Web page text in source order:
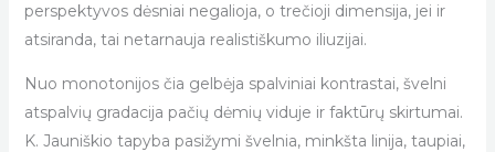
perspektyvos dėsniai negalioja, o trečioji dimensija, jei ir
atsiranda, tai netarnauja realistiškumo iliuzijai.
Nuo monotonijos čia gelbėja spalviniai kontrastai, švelni
atspalvių gradacija pačių dėmių viduje ir faktūrų skirtumai.
K. Jauniškio tapyba pasižymi švelnia, minkšta linija, taupiai,